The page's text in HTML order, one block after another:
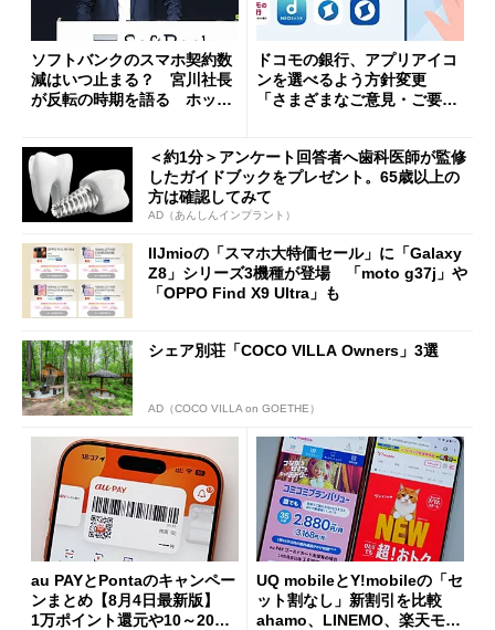
ソフトバンクのスマホ契約数
減はいつ止まる？ 宮川社長
が反転の時期を語る ホッピ
ドコモの銀行、アプリアイコ
ンを選べるよう方針変更
「さまざまなご意見・ご要望
＜約1分＞アンケート回答者へ歯科医師が監修
したガイドブックをプレゼント。65歳以上の
方は確認してみて
AD（あんしんインプラント）
IIJmioの「スマホ大特価セール」に「Galaxy
Z8」シリーズ3機種が登場 「moto g37j」や
「OPPO Find X9 Ultra」も
シェア別荘「COCO VILLA Owners」3選
AD（COCO VILLA on GOETHE）
au PAYとPontaのキャンペー
ンまとめ【8月4日最新版】
1万ポイント還元や10～20％
UQ mobileとY!mobileの「セ
ット割なし」新割引を比較
ahamo、LINEMO、楽天モバ